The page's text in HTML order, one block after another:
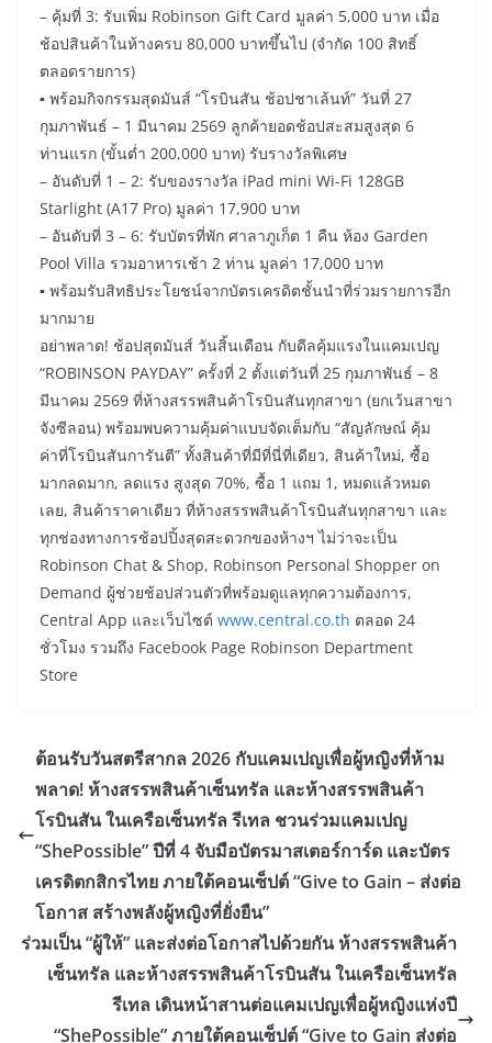
– คุ้มที่ 3: รับเพิ่ม Robinson Gift Card มูลค่า 5,000 บาท เมื่อ
ช้อปสินค้าในห้างครบ 80,000 บาทขึ้นไป (จำกัด 100 สิทธิ์
ตลอดรายการ)
▪ พร้อมกิจกรรมสุดมันส์ “โรบินสัน ช้อปชาเล้นท์” วันที่ 27
กุมภาพันธ์ – 1 มีนาคม 2569 ลูกค้ายอดช้อปสะสมสูงสุด 6
ท่านแรก (ขั้นต่ำ 200,000 บาท) รับรางวัลพิเศษ
– อันดับที่ 1 – 2: รับของรางวัล iPad mini Wi-Fi 128GB
Starlight (A17 Pro) มูลค่า 17,900 บาท
– อันดับที่ 3 – 6: รับบัตรที่พัก ศาลาภูเก็ต 1 คืน ห้อง Garden
Pool Villa รวมอาหารเช้า 2 ท่าน มูลค่า 17,000 บาท
▪ พร้อมรับสิทธิประโยชน์จากบัตรเครดิตชั้นนำที่ร่วมรายการอีก
มากมาย
​อย่าพลาด! ช้อปสุดมันส์ วันสิ้นเดือน กับดีลคุ้มแรงในแคมเปญ
“ROBINSON PAYDAY” ครั้งที่ 2 ตั้งแต่วันที่ 25 กุมภาพันธ์ – 8
มีนาคม 2569 ที่ห้างสรรพสินค้าโรบินสันทุกสาขา (ยกเว้นสาขา
จังซีลอน) พร้อมพบความคุ้มค่าแบบจัดเต็มกับ “สัญลักษณ์ คุ้ม
ค่าที่โรบินสันการันตี” ทั้งสินค้าที่มีที่นี่ที่เดียว, สินค้าใหม่, ซื้อ
มากลดมาก, ลดแรง สูงสุด 70%, ซื้อ 1 แถม 1, หมดแล้วหมด
เลย, สินค้าราคาเดียว ที่ห้างสรรพสินค้าโรบินสันทุกสาขา และ
ทุกช่องทางการช้อปปิ้งสุดสะดวกของห้างฯ ไม่ว่าจะเป็น
Robinson Chat & Shop, Robinson Personal Shopper on
Demand ผู้ช่วยช้อปส่วนตัวที่พร้อมดูแลทุกความต้องการ,
Central App และเว็บไซต์ www.central.co.th ตลอด 24
ชั่วโมง รวมถึง Facebook Page Robinson Department
Store
ต้อนรับวันสตรีสากล 2026 กับแคมเปญเพื่อผู้หญิงที่ห้าม
พลาด! ห้างสรรพสินค้าเซ็นทรัล และห้างสรรพสินค้า
โรบินสัน ในเครือเซ็นทรัล รีเทล ชวนร่วมแคมเปญ
“ShePossible” ปีที่ 4 จับมือบัตรมาสเตอร์การ์ด และบัตร
เครดิตกสิกรไทย ภายใต้คอนเซ็ปต์ “Give to Gain – ส่งต่อ
โอกาส สร้างพลังผู้หญิงที่ยั่งยืน”
ร่วมเป็น “ผู้ให้” และส่งต่อโอกาสไปด้วยกัน ห้างสรรพสินค้า
เซ็นทรัล และห้างสรรพสินค้าโรบินสัน ในเครือเซ็นทรัล
รีเทล เดินหน้าสานต่อแคมเปญเพื่อผู้หญิงแห่งปี
“ShePossible” ภายใต้คอนเซ็ปต์ “Give to Gain ส่งต่อ